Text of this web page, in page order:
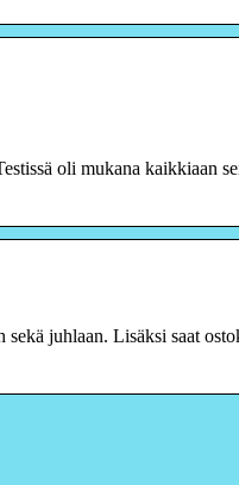
oli mukana kaikkiaan
juhlaan. Lisäksi saat